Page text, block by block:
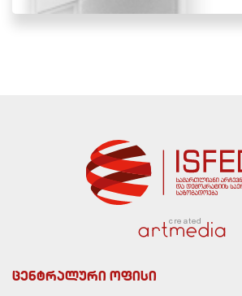
created
ცენტრალური ოფისი